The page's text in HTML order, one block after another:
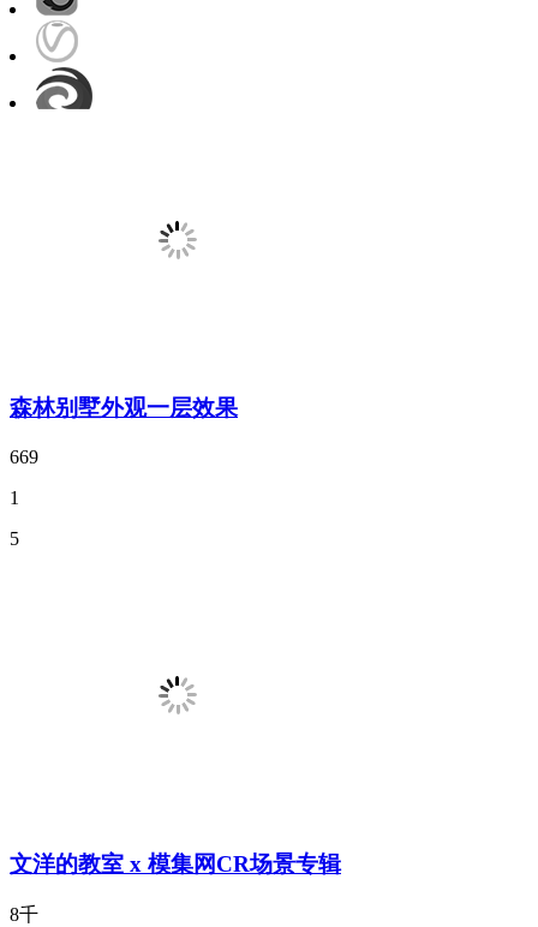
森林别墅外观一层效果
669
1
5
文洋的教室 x 模集网CR场景专辑
8千